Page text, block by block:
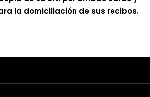
la domiciliación de sus recibos.